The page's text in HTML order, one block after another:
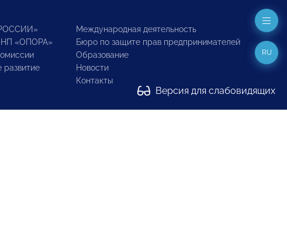
«ОПОРА»
развитие
Международная деятельность
Бюро по защите прав предпринимателей
Образование
Новости
Контакты
Версия для слабовидящих
RU